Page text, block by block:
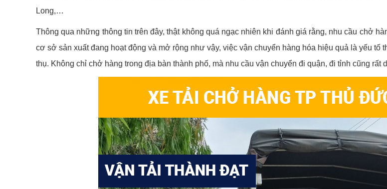
Long,…
Thông qua những thông tin trên đây, thật không quá ngạc nhiên khi đánh giá rằng, nhu cầu chở
cơ sở sản xuất đang hoạt động và mở rộng như vậy, việc vận chuyển hàng hóa hiệu quả là yếu
thụ. Không chỉ chở hàng trong địa bàn thành phố, mà nhu cầu vận chuyển đi quận, đi tỉnh cũng rất